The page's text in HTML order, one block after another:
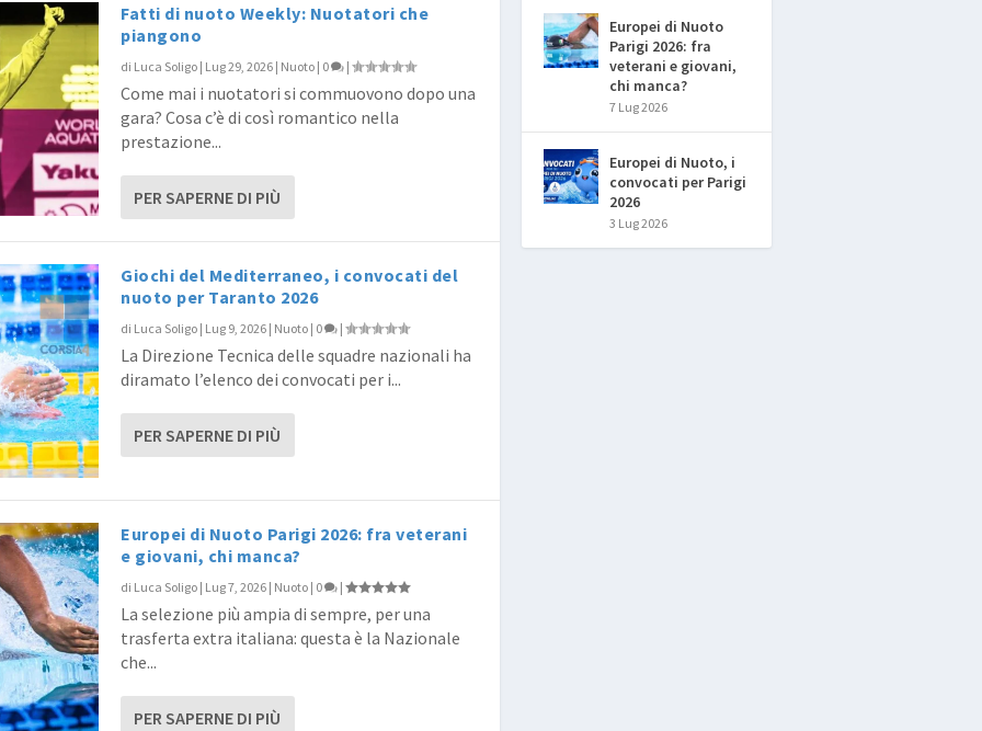
2017: la nuova era è ...
|0 |
Cortona, Novara, Portici...
|
Fatti di nuoto Weekly: Nuotatori che
piangono
di Luca Soligo | Lug 29, 2026 | Nuoto | 0 |
Come mai i nuotatori si commuovono dopo una
gara? Cosa c’è di così romantico nella
prestazione...
PER SAPERNE DI PIÙ
Giochi del Mediterraneo, i convocati del
nuoto per Taranto 2026
di Luca Soligo | Lug 9, 2026 | Nuoto | 0 |
La Direzione Tecnica delle squadre nazionali ha
diramato l’elenco dei convocati per i...
PER SAPERNE DI PIÙ
Europei di Nuoto Parigi 2026: fra veterani
e giovani, chi manca?
di Luca Soligo | Lug 7, 2026 | Nuoto | 0 |
La selezione più ampia di sempre, per una
trasferta extra italiana: questa è la Nazionale
che...
PER SAPERNE DI PIÙ
Europei di Nuoto
Parigi 2026: fra
veterani e giovani,
chi manca?
7 Lug 2026
Europei di Nuoto, i
convocati per Parigi
2026
3 Lug 2026